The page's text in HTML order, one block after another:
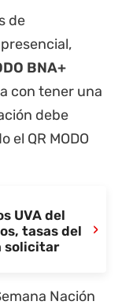
de
BNA+
con tener una
debe
el QR MODO
UVA del
tasas del
solicitar
›
Nación